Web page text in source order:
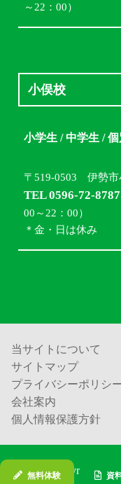
～22：00）
小俣校
小学生 / 中学生 /
〒519-0503 伊勢市
TEL 0596-72-8787
00～22：00）
＊金・日は休み
当サイトについて
サイトマップ
プライバシーポリシ
会社案内
個人情報保護方針
Copyright (c)
無料体験 資